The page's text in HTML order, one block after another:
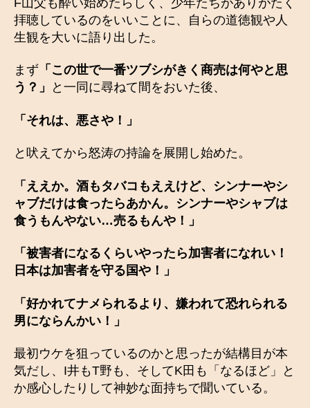
拝聴しているのをいいことに、自らの道徳観や人
生観を大いに語り出した。
まず 「この世で一番ツブシがきく商売は何やと思
う？」
と一同に尋ねて間をおいた後、
「それは、悪さや！」
と吠えてから怒涛の持論を展開し始めた。
「ええか。酒もタバコもええけど、シンナーやシ
ャブだけは食ったらあかん。シンナーやシャブは
食うもんやない…売るもんや！」
「被害者になるくらいやったら加害者になれい！
日本は加害者を守る国や！」
「好かれてナメられるより、嫌われて恐れられる
男にならんかい！」
最初ウケを狙っているのかと思ったが結構目が本
気だし、I井もT野も、そしてK田も「なるほど」と
か感心したりして神妙な面持ちで聞いている。